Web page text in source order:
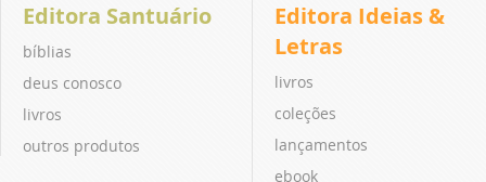
Editora Santuário
bíblias
deus conosco
livros
outros produtos
Editora Ideias &
Letras
livros
coleções
lançamentos
ebook